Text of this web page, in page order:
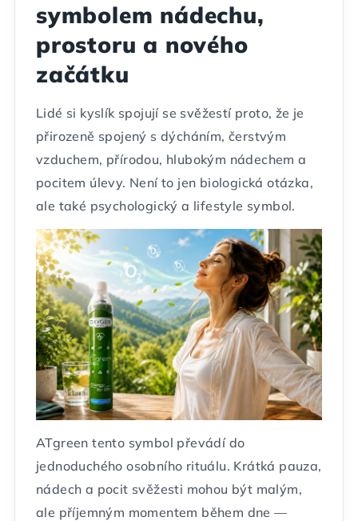
symbolem nádechu,
prostoru a nového
začátku
Lidé si kyslík spojují se svěžestí proto, že je
přirozeně spojený s dýcháním, čerstvým
vzduchem, přírodou, hlubokým nádechem a
pocitem úlevy. Není to jen biologická otázka,
ale také psychologický a lifestyle symbol.
ATgreen tento symbol převádí do
jednoduchého osobního rituálu. Krátká pauza,
nádech a pocit svěžesti mohou být malým,
ale příjemným momentem během dne —